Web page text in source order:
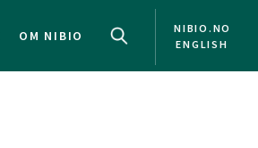
OM NIBIO
NIBIO.NO
ENGLISH